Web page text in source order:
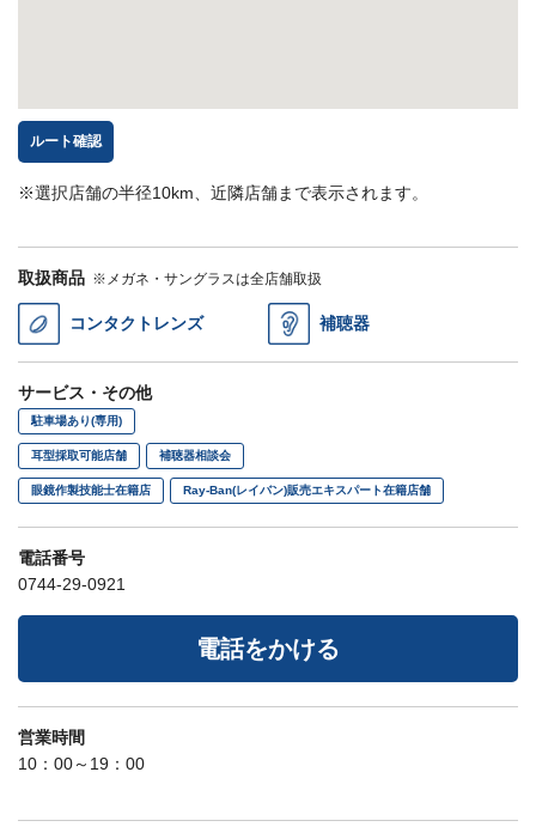
取扱商品 ※メガネ・サングラスは全店舗取扱
コンタクトレンズ 補聴器
サービス・その他
駐車場あり(専用)
耳型採取可能店舗 補聴器相談会
眼鏡作製技能士在籍店 Ray-Ban(レイバン)販売エキスパート在籍店舗
電話番号
0744-29-0921
電話をかける
営業時間
10：00～19：00
ルート確認
※選択店舗の半径10km、近隣店舗まで表示されます。